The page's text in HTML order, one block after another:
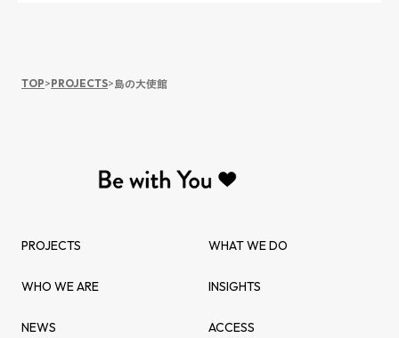
TOP>PROJECTS> 島の大使館
PROJECTS WHAT WE DO
WHO WE ARE INSIGHTS
NEWS ACCESS